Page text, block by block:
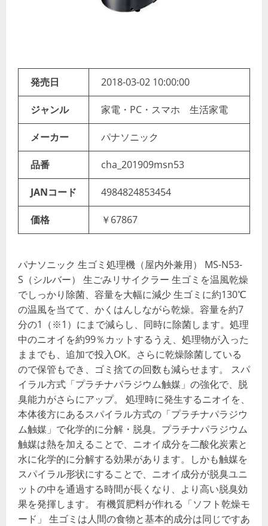
発売日 2018-03-02 10:00:00
ジャンル 家電・PC・スマホ 生活家電
メーカー パナソニック
品番 cha_201909msn53
JANコード 4984824853454
価格 ￥67867
パナソニック 生ゴミ処理機（屋内外兼用） MS-N53-
S（シルバー） 生ごみリサイクラー 生ゴミを温風乾燥
でしっかり除菌、容量を大幅に減少 生ゴミに約130℃
の温風を当てて、かくはんしながら乾燥。容量を約7
分の1（※1）にまで減らし、同時に除菌します。処理
中のニオイを約99％カットするうえ、処理物が入った
ままでも、追加で投入OK。さらに乾燥除菌している
ので保管もでき、ゴミ捨ての回数も減らせます。 スパ
イラル方式「プラチナパラジウム触媒」の強化で、脱
臭能力がさらにアップ。 処理時に発生するニオイを、
本体後方にあるスパイラル方式の「プラチナパラジウ
ム触媒」で化学的に分解・脱臭。プラチナパラジウム
触媒は熱を加えることで、ニオイ成分を二酸化炭素と
水に化学的に分解する効果があります。しかも触媒を
スパイラル形状にすることで、ニオイ成分が脱臭ユニ
ットの中を通過する時間が長くなり、より高い脱臭効
果を発揮します。 有機質肥料が作れる「ソフト乾燥モ
ード」 生ゴミは人間の食物と基本的成分は同じですあ